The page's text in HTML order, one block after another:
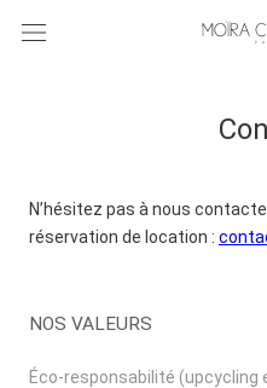
N’hésitez pas à nous
réservation de location :
NOS VALEURS
Éco-responsabilité (upcycling